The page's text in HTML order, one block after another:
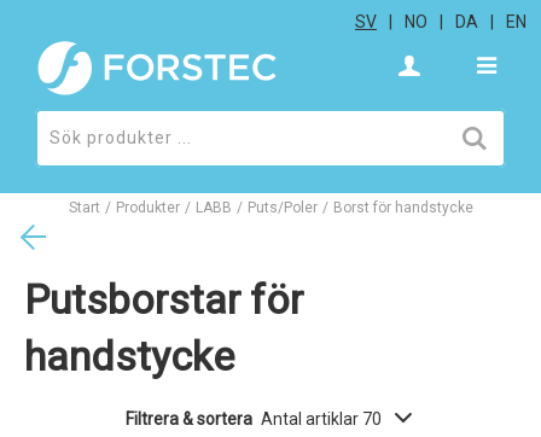
SV NO DA EN
Start / Produkter / LABB / Puts/Poler / Borst för handstycke
Putsborstar för
handstycke
Filtrera & sortera Antal artiklar 70